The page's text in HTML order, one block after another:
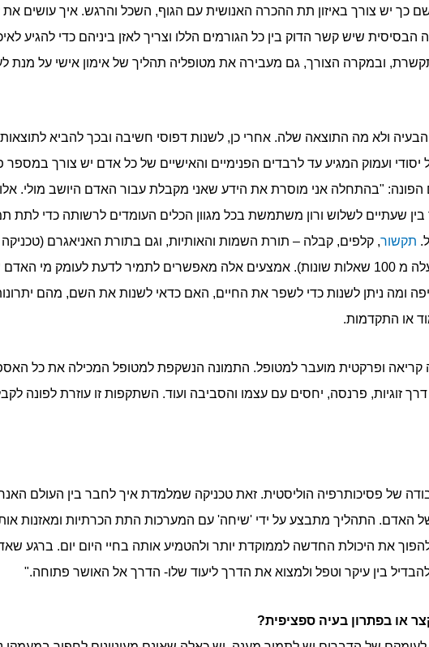
כך יש צורך באיזון תת ההכרה האנושית עם הגוף, השכל והרגש. איך עושים
שיש קשר הדוק בין כל הגורמים הללו וצריך לאזן ביניהם כדי להגיע
ובמקרה הצורך, גם מעבירה את מטופליה תהליך של אימון אישי על מנת
ולא מה התוצאה שלה. אחרי כן, לשנות דפוסי חשיבה ובכך להביא לתוצאות
יסודי ועמוק המגיע עד לרבדים הפנימיים והאישיים של כל אדם יש צורך
הפונה: "בהתחלה אני מוסרת את הידע שאני מקבלת עבור האדם היושב מולי.
שעתיים לשלוש ורון משתמשת בכל מגוון הכלים העומדים לרשותה כדי לתת
תקשור, קלפים, קבלה – תורת השמות והאותיות, וגם בתורת האניאגרם (טכניקה
לגלות את צפונות ליבו של האדם על ידי למעלה מ 100 שאלות שונות). אמצעים אלה מאפשרים לתמיר לדעת
ומה ניתן לשנות כדי לשפר את החיים, האם כדאי לשנות את השם, מהם
או התקדמות.
קריאה ופרקטית מועבר למטופל. התמונה הנשקפת למטופל המכילה את כל
זוגיות, פרנסה, יחסים עם עצמו והסביבה ועוד. השתקפות זו עוזרת לפונה
של פסיכותרפיה הוליסטית. זאת טכניקה שמלמדת איך לחבר בין העולם
האדם. התהליך מתבצע על ידי 'שיחה' עם המערכות התת הכרתיות ומאזנות
את היכולת החדשה לממוקדת יותר ולהטמיע אותה בחיי היום יום. ברגע
בין עיקר וטפל ולמצוא את הדרך ליעוד שלו- הדרך אל האושר פתוחה."
או בפתרון בעיה ספציפית?